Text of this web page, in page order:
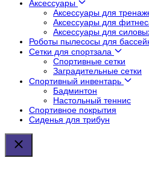
Аксессуары
Аксессуары для
Аксессуары для
Аксессуары для
Роботы пылесосы для
Сетки для спортзала
Спортивные сетки
Заградительные сетки
Спортивный инвентарь
Бадминтон
Настольный теннис
Спортивное покрытия
Сиденья для трибун